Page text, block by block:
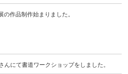
の作品制作始まりました。
にて書道ワークショップをしました。